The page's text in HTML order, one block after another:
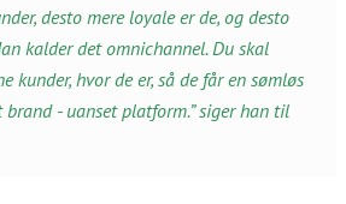
desto mere loyale er de, og desto
kalder det omnichannel. Du skal
kunder, hvor de er, så de får en sømløs
- uanset platform.” siger han til